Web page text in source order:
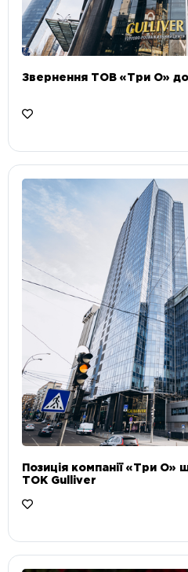
Звернення ТОВ «Три О» до
Позиція компанії «Три О»
ТОК Gulliver